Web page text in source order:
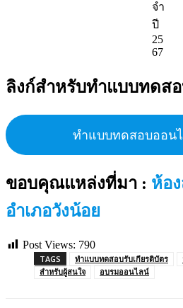
จำ
ปี
25
67
ลิงก์สำหรับทำแบบทดส
ทำแบบทดสอบออน
ขอบคุณแหล่งที่มา : ห้อ
อำเภอวังน้อย
Post Views: 790
TAGS ทำแบบทดสอบรับเกียรติบัตร
สำหรับผู้สนใจ
อบรมออนไลน์